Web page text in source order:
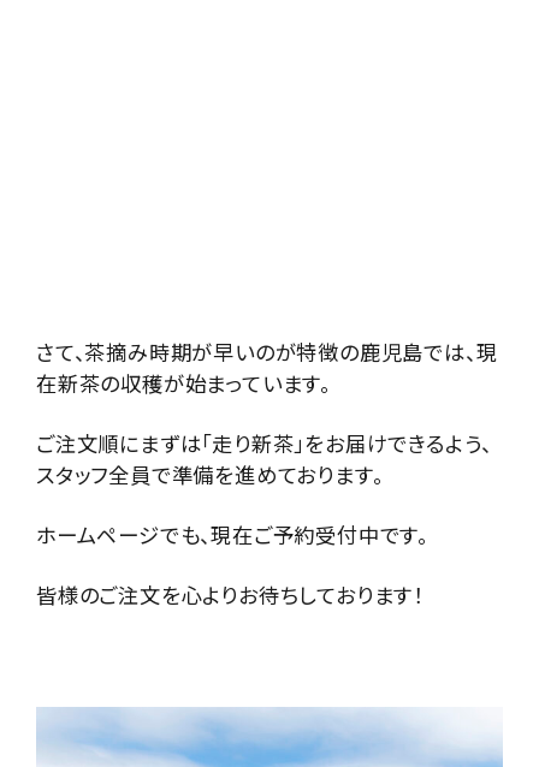
さて、茶摘み時期が早いのが特徴の鹿児島では、現
在新茶の収穫が始まっています。
ご注文順にまずは「走り新茶」をお届けできるよう、
スタッフ全員で準備を進めております。
ホームページでも、現在ご予約受付中です。
皆様のご注文を心よりお待ちしております！